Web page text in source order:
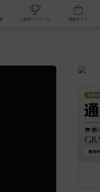
カフェ/店舗 人気ボードゲーム